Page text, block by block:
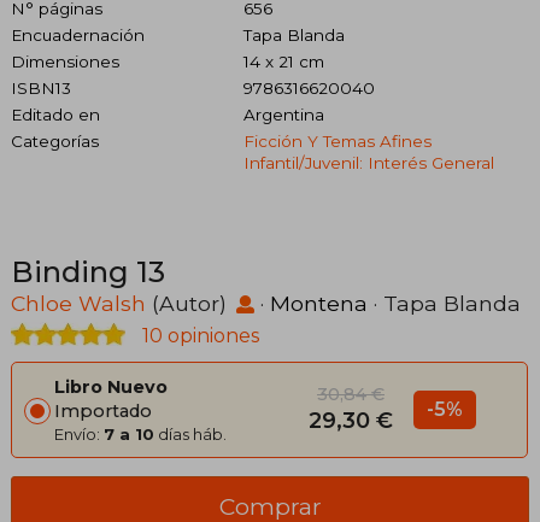
N° páginas
656
Encuadernación
Tapa Blanda
Dimensiones
14 x 21 cm
ISBN13
9786316620040
Editado en
Argentina
Categorías
Ficción Y Temas Afines
Infantil/juvenil: Interés General
Binding 13
Chloe Walsh (Autor) · Montena · Tapa Blanda
10 opiniones
Libro Nuevo
Importado
Envío: 7 a 10 días háb.
30,84 €
29,30 € -5%
Comprar